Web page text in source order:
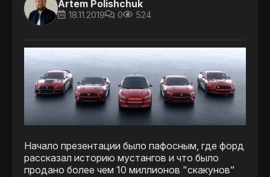
Artem Polishchuk
18.11.2019 0 524
Начало презентации было пафосным, где форд
рассказал историю мустангов и что было
продано более чем 10 миллионов "скакунов"